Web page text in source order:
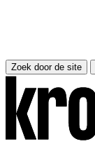
Zoek door de site